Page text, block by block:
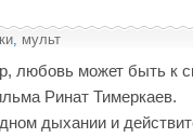
, мульт
любовь может быть к
Ринат Тимеркаев.
дыхании и